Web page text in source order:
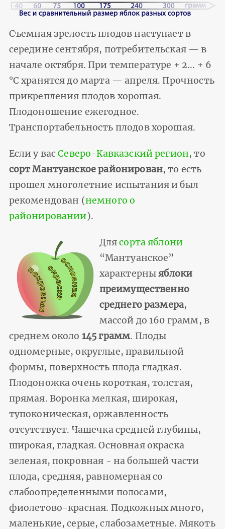
Съемная зрелость плодов на­ступает в
середине сентября, потребитель­ская — в
начале октября. При температуре + 2... + 6
°С хранятся до марта — апреля. Прочность
прикрепления плодов хорошая.
Плодоношение ежегодное.
Транспортабельность плодов хорошая.
Если у васСеверо-Кавказский регион, то
сорт Мантуанское районирован, то есть
прошел многолетние испытания и был
рекомендован (немного о
районировании).
Длясорта яблони
“Мантуанское”
характерныяблоки
преимущественно
среднего размера,
массой до 160 грамм, в
среднем около 145 грамм. Плоды
одномерные, округлые, правильной
формы, поверхность плода гладкая.
Плодоножка очень короткая, толстая,
прямая. Воронка мелкая, широкая,
тупоконическая, оржавленность
отсутствует. Чашечка средней глубины,
широкая, гладкая. Основная окраска
зеленая, покровная - на большей части
плода, средняя, равномерная со
слабоопределенными полосами,
фиолетово-красная. Подкожных много,
маленькие, серые, слабозаметные. Мякоть